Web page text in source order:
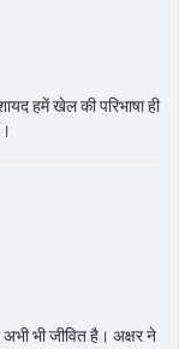
हमें खेल की परिभाषा ही
भी जीवित है। अक्षर ने